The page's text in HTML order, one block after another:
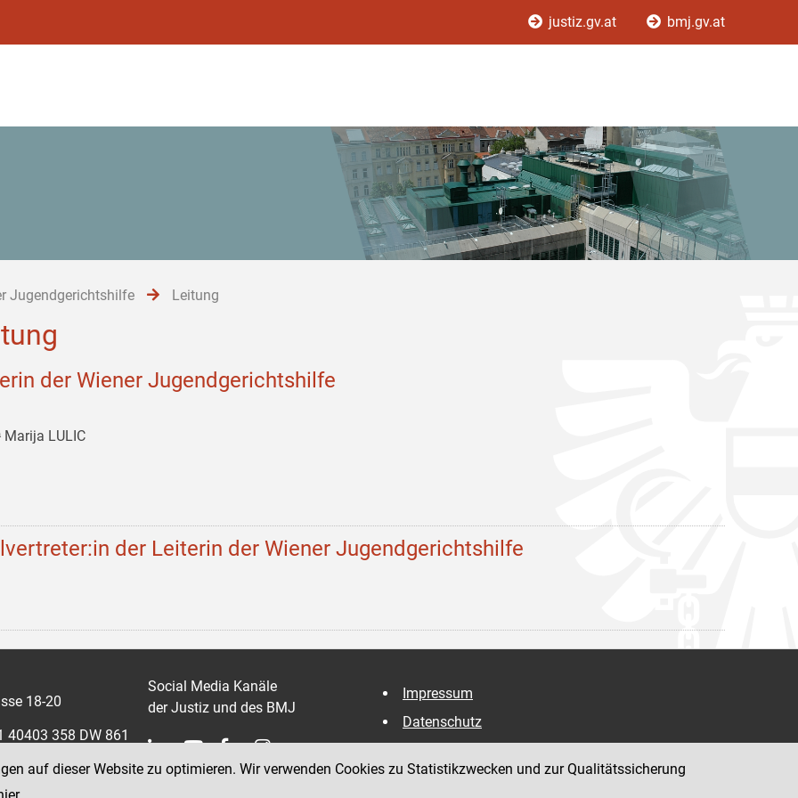
justiz.gv.at bmj.gv.at
Jugendgerichtshilfe Leitung
der Wiener Jugendgerichtshilfe
Marija LULIC
der Leiterin der Wiener Jugendgerichtshilfe
18-20
40403 358 DW 861
358 865
Social Media Kanäle
der Justiz und des BMJ
Impressum
Datenschutz
Hinweisgeber:innenplattform (für Mitarbeiter:innen)
auf dieser Website zu optimieren. Wir verwenden Cookies zu Statistikzwecken und zur Qualitätssicherung